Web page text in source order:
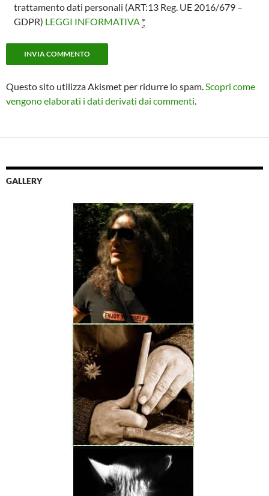
trattamento dati personali (ART:13 Reg. UE 2016/679 –
GDPR) LEGGI INFORMATIVA *
Questo sito utilizza Akismet per ridurre lo spam.Scopri come
vengono elaborati i dati derivati dai commenti.
GALLERY